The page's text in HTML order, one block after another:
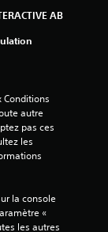
s
AB
autre
pas ces
les
la console
«
les autres